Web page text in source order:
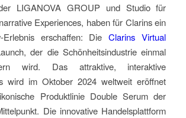
LIGANOVA GROUP und Studio für
Experiences, haben für Clarins ein
Erlebnis erschaffen: DieClarins Virtual
der die Schönheitsindustrie einmal
wird. Das attraktive, interaktive
wird im Oktober 2024 weltweit eröffnet
Produktlinie Double Serum der
Die innovative Handelsplattform